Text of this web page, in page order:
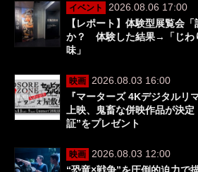
イベント
2026.08.06 17:00
【レポート】体験型展覧会
か？ 体験した結果→「じわ
味」
映画
2026.08.03 16:00
『マーターズ 4Kデジタルリ
上映、鬼畜な併映作品が決
証”をプレゼント
映画
2026.08.03 12:00
“恐竜×戦争”を圧倒的迫力で